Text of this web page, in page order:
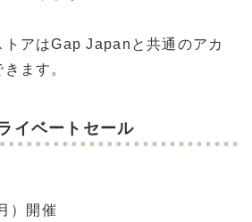
アはGap Japanと共通のアカ
ます。
イベートセール
）開催